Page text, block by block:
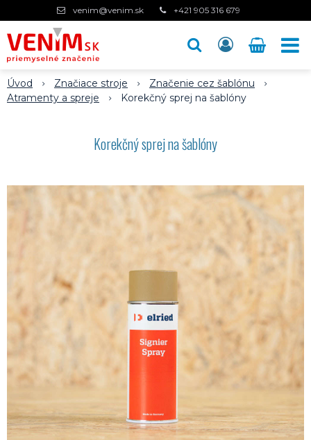
venim@venim.sk +421 905 316 679
Úvod Značiace stroje
Značenie cez šablónu
Atramenty a spreje
Korekčný sprej na šablóny
Korekčný sprej na šablóny